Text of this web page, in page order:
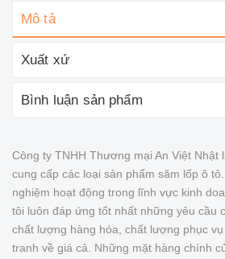
Mô tả
Xuất xứ
Bình luận sản phẩm
Công ty TNHH Thương mại An Việt Nhật
cung cấp các loại sản phẩm săm lốp ô
nghiệm hoạt động trong lĩnh vực kinh
tôi luôn đáp ứng tốt nhất những yêu cầu
chất lượng hàng hóa, chất lượng phục
tranh về giá cả. Những mặt hàng chính